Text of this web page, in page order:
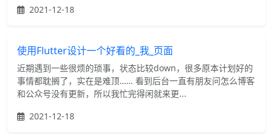
2021-12-18
使用Flutter设计一个好看的_我_页面
近期遇到一些很烦的琐事，状态比较down，很多原本计划好的
事情都耽搁了，实在是难顶…… 看到后台一直有朋友问怎么博客
和公众号没有更新，所以我忙完得闲就来更...
2021-12-18